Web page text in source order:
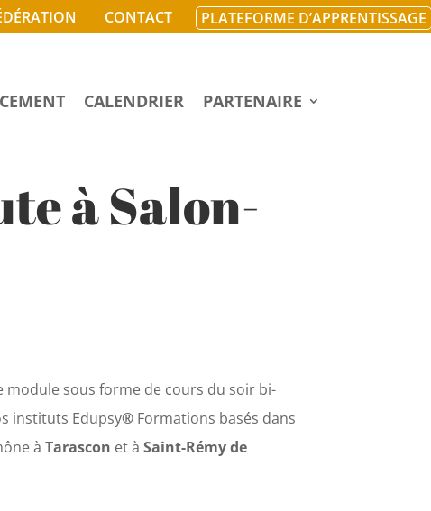
CONTACT PLATEFORME D’APPRENTISSAGE
CALENDRIER PARTENAIRE
à Salon-
module sous forme de cours du soir bi-
instituts Edupsy®Formations basés dans
à Tarascon et à Saint-Rémy de